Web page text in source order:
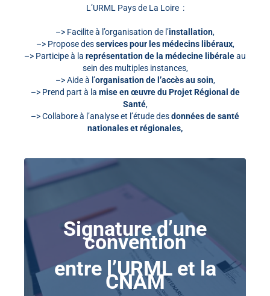
L’URML Pays de La Loire :
–> Facilite à l’organisation de l’installation,
–> Propose desservices pour les médecins libéraux,
–> Participe à la représentation de la médecine libéraleau
sein des multiples instances,
–> Aide à l’organisation de l’accès au soin,
–> Prend part à la mise en œuvre du Projet Régional de
Santé,
–> Collabore à l’analyse et l’étude desdonnées de santé
nationales et régionales,
Signature d’une
convention
entre l’URML et la
CNAM